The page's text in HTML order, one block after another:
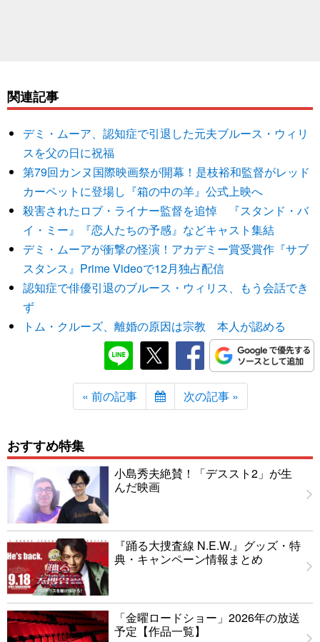
関連記事
デミ・ムーア、認知症で引退した元夫ブルース・ウィリ
スを父の日に祝福
第79回カンヌ国際映画祭が開幕！是枝裕和監督がレッド
カーペットに登場し『箱の中の羊』公式上映へ
殺害されたロブ・ライナー監督を追悼 『スタンド・バ
イ・ミー』『恋人たちの予感』などキャスト集結
デミ・ムーアが衝撃の怪演！アカデミー賞受賞作『サブ
スタンス』Prime Videoで12月独占配信
認知症で俳優引退のブルース・ウィリス、もう会話でき
ず
トム・クルーズ、離婚の原因は宗教 本人が認める
« 前の記事 次の記事 »
おすすめ特集
小島秀夫絶賛！「デススト2」が生
んだ映画
『踊る大捜査線 N.E.W.』グッズ・特
典・キャンペーン情報まとめ
「金曜ロードショー」2026年の放送
予定【作品一覧】